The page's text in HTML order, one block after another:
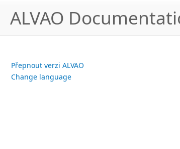
ALVAO
Přepnout verzi ALVAO
Change language